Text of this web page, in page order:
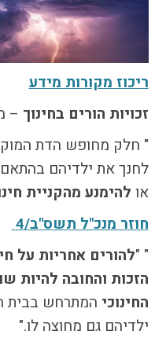
התמודדות עם הדתה
מהי הדתה? ומהי
כיצד למנוע הדתה?
עושים?
המדריך להורה החילוני
המדריך למורה: תרבות
יהודית-ישראלית
כל הכתבות
הרשמה לעדכונים
מן התקשורת
ריכוז מקורות מידע
זכויות הורים בחינוך –
" חלק מחופש הדת
לחנך את ילדיהם
או להימנע מהקניית
חוזר מנכ"ל תשס"ב/4
" "להורים אחריות על
הזכות והחובה להיות
החינוכי המתרחש בבית
ילדיהם גם מחוצה לו."